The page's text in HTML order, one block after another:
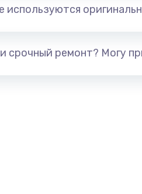
используются
срочный ремонт? Могу